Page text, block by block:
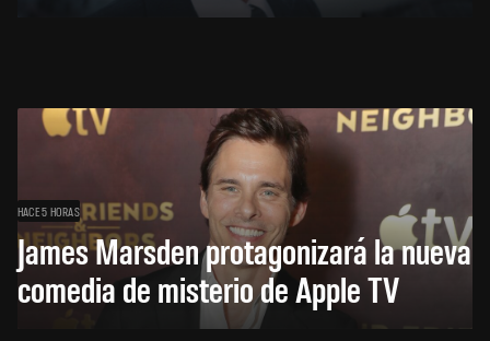
HACE 5 HORAS
James Marsden protagonizará la nueva
comedia de misterio de Apple TV